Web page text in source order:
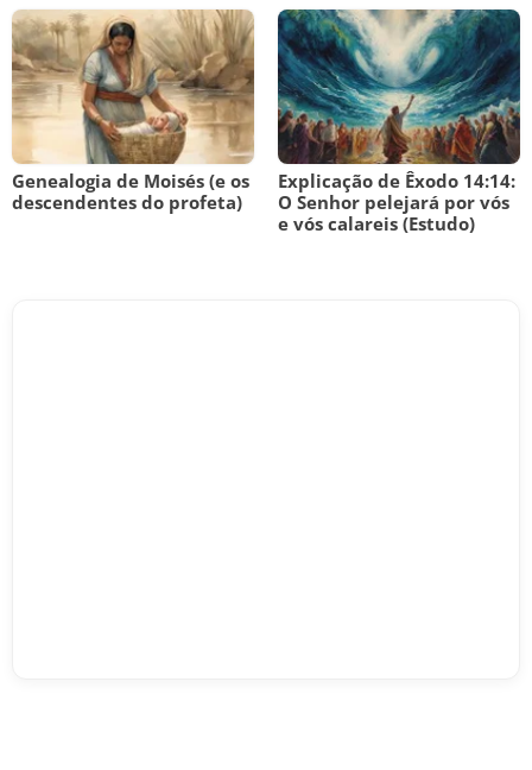
Genealogia de Moisés (e os
descendentes do profeta)
Explicação de Êxodo 14:14:
O Senhor pelejará por vós
e vós calareis (Estudo)